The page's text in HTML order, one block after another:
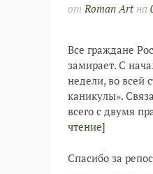
от Roman Artна
Все граждане
замирает. С
недели, во всей
каникулы».
всего с двумя
чтение]
Спасибо за